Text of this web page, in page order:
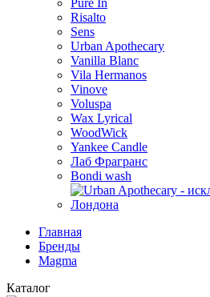
Pure In
Risalto
Sens
Urban Apothecary
Vanilla Blanc
Vila Hermanos
Vinove
Voluspa
Wax Lyrical
WoodWick
Yankee Candle
Лаб Фрагранс
Bondi wash
Главная
Бренды
Magma
Каталог